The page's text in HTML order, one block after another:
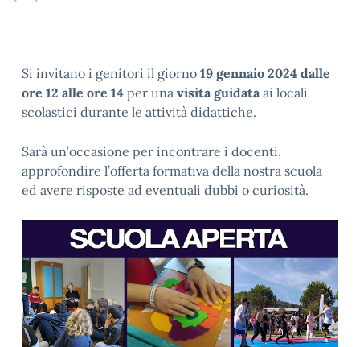
Si invitano i genitori il giorno 19 gennaio 2024 dalle
ore 12 alle ore 14 per una visita guidataai locali
scolastici durante le attività didattiche.
Sarà un’occasione per incontrare i docenti,
approfondire l’offerta formativa della nostra scuola
ed avere risposte ad eventuali dubbi o curiosità.